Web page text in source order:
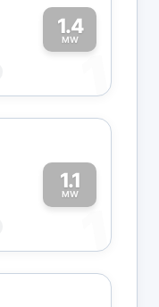
1.4
MW
1
1.1
MW
1